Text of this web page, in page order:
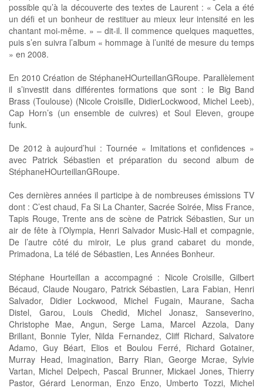
possible qu’à la découverte​ des textes de​ Laurent : « Cela a été
un défi et un bonheur de restituer au mieux leur intensité​ en les
chantant moi-même. » – dit-il.​ ​Il commence quelques maquettes,
puis s’en suivra l’album « hommage à l’unité de mesure du temps
» en 2008.
​En 2010 Création de StéphaneHOurteillanGRoupe. Parallèlement
il s’investit​ dans différentes formations que sont : le Big Band
Brass (Toulouse) (Nicole Croisille, DidierLockwood, Michel Leeb),
Cap Horn’s (un ensemble de cuivres) et Soul Eleven,​ groupe
funk.
De 2012 à aujourd’hui : Tournée « Imitations et confidences »
avec Patrick Sébastien et préparation du second album de
StéphaneHOurteillanGRoupe.
Ces dernières années il participe à de nombreuses émissions TV
dont : C’est chaud, Fa Si La Chanter, Sacrée Soirée, Miss France,
Tapis Rouge, Trente ans de scène de Patrick Sébastien, Sur un
air de fête à l’Olympia, Henri Salvador Music-Hall et compagnie,
De l’autre côté du miroir, Le plus grand cabaret du monde,
Primadona, La télé de Sébastien, Les Années Bonheur.
Stéphane Hourteillan a accompagné : Nicole Croisille, Gilbert
Bécaud, Claude Nougaro, Patrick Sébastien, Lara Fabian, Henri​
Salvador, Didier Lockwood, Michel Fugain, Maurane, Sacha
Distel, Garou, Louis​ Chedid, Michel Jonasz, Sanseverino,
Christophe Mae, Angun, Serge Lama, Marcel​ Azzola, Dany
Brillant, Bonnie Tyler, Nilda Fernandez, Cliff Richard, Salvatore
Adamo, Guy Béart, Elios et Boulou Ferré, Richard Gotainer,
Murray Head, Imagination, Barry Rian, George​ Mcrae, Sylvie
Vartan, Michel Delpech, Pascal Brunner, Mickael Jones, Thierry
Pastor, Gérard Lenorman, Enzo Enzo, Umberto Tozzi, Michel